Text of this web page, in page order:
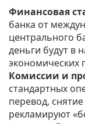
Финансовая
банка от
центрального
деньги будут в
экономических
Комиссии и
стандартных
перевод,
рекламируют